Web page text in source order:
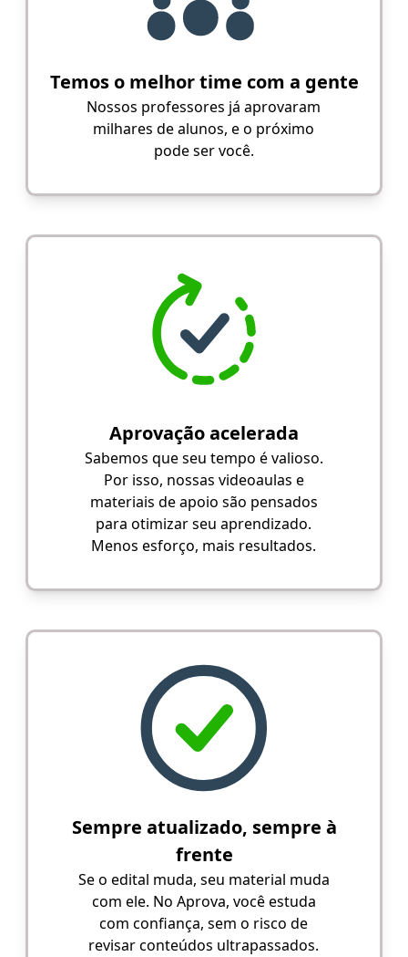
Temos o melhor time com a gente
Nossos professores já aprovaram
milhares de alunos, e o próximo
pode ser você.
Aprovação acelerada
Sabemos que seu tempo é valioso.
Por isso, nossas videoaulas e
materiais de apoio são pensados
para otimizar seu aprendizado.
Menos esforço, mais resultados.
Sempre atualizado, sempre à
frente
Se o edital muda, seu material muda
com ele. No Aprova, você estuda
com confiança, sem o risco de
revisar conteúdos ultrapassados.